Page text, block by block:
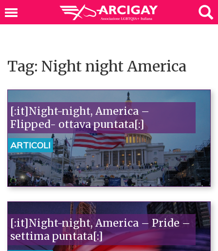
Tag: Night night America
[:it]Night-night, America –
Flipped- ottava puntata[:]
ARTICOLI
[:it]Night-night, America – Pride –
settima puntata[:]